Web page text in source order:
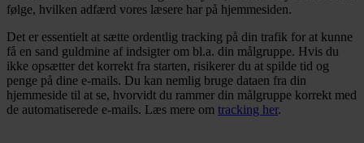
følge, hvilken adfærd vores læsere har på hjemmesiden.
Det er essentielt at sætte ordentlig tracking på din trafik for at kunne
få en sand guldmine af indsigter om bl.a. din målgruppe. Hvis du
ikke opsætter det korrekt fra starten, risikerer du at spilde tid og
penge på dine e-mails. Du kan nemlig bruge dataen fra din
hjemmeside til at se, hvorvidt du rammer din målgruppe korrekt med
de automatiserede e-mails. Læs mere om tracking her.